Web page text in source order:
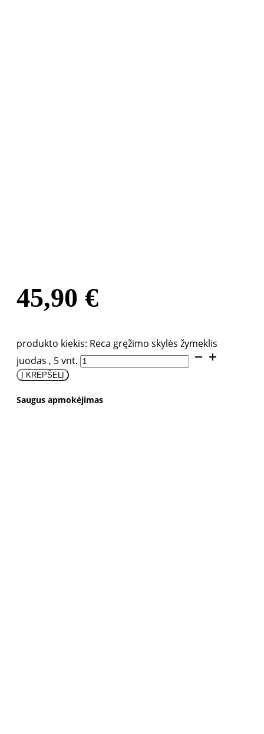
45,90 €
produkto kiekis: Reca gręžimo skylės žymeklis
juodas , 5 vnt.
Į KREPŠELĮ
Saugus apmokėjimas